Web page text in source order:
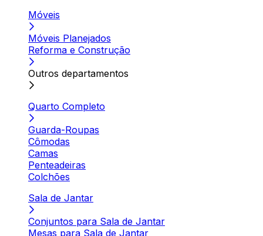
Móveis
Móveis Planejados
Reforma e Construção
Outros departamentos
Quarto Completo
Guarda-Roupas
Cômodas
Camas
Penteadeiras
Colchões
Sala de Jantar
Conjuntos para Sala de Jantar
Mesas para Sala de Jantar